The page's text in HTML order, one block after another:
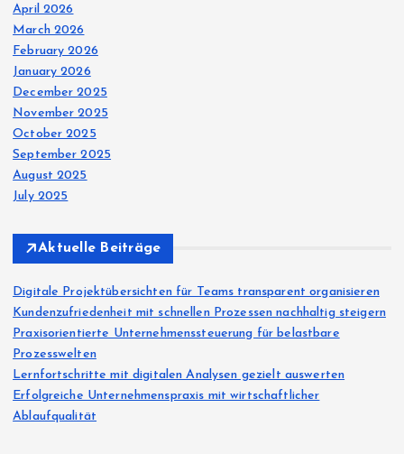
April 2026
March 2026
February 2026
January 2026
December 2025
November 2025
October 2025
September 2025
August 2025
July 2025
Aktuelle Beiträge
Digitale Projektübersichten für Teams transparent organisieren
Kundenzufriedenheit mit schnellen Prozessen nachhaltig steigern
Praxisorientierte Unternehmenssteuerung für belastbare
Prozesswelten
Lernfortschritte mit digitalen Analysen gezielt auswerten
Erfolgreiche Unternehmenspraxis mit wirtschaftlicher
Ablaufqualität